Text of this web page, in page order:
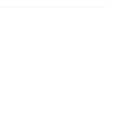
わかりやすい」
特にポテトが好き
」
」